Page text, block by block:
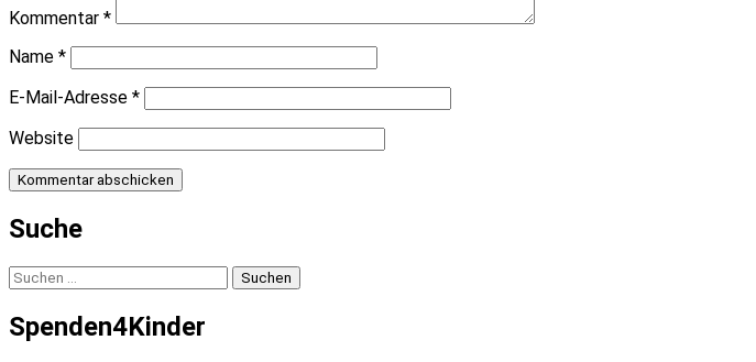
Kommentar *
Name *
E-Mail-Adresse *
Website
Suche
Suchen
nach:
Spenden4Kinder